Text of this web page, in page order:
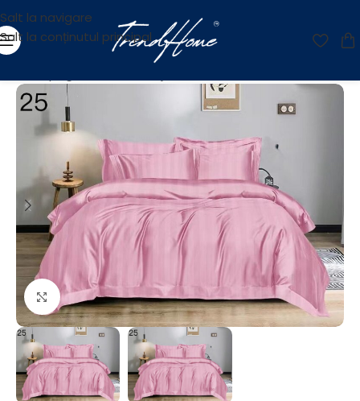
Salt la navigare
Salt la conținutul principal
Fă clic pentru a mări